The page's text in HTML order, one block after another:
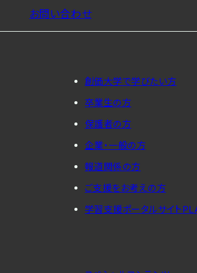
お問い合わせ
創価大学で学びたい方
卒業生の方
保護者の方
企業・一般の方
報道関係の方
ご支援をお考えの方
学習支援ポータルサイト